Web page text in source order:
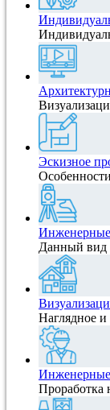
Эскизное
Данный вид
Наглядное
Проработка